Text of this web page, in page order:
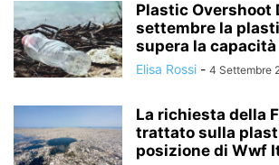
Plastic Overshoot
settembre la
supera la
Elisa Rossi - 4 Settembre
La richiesta della
trattato sulla
posizione di Wwf